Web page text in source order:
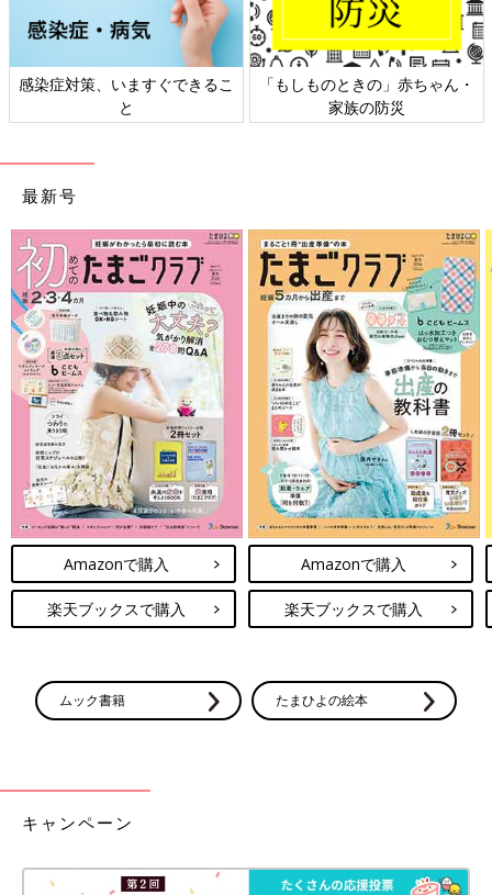
感染症対策、いますぐできるこ
と
「もしものときの」赤ちゃん・
家族の防災
最新号
Amazonで購入
楽天ブックスで購入
Amazonで購入
楽天ブックスで購入
ムック書籍 たまひよの絵本
キャンペーン